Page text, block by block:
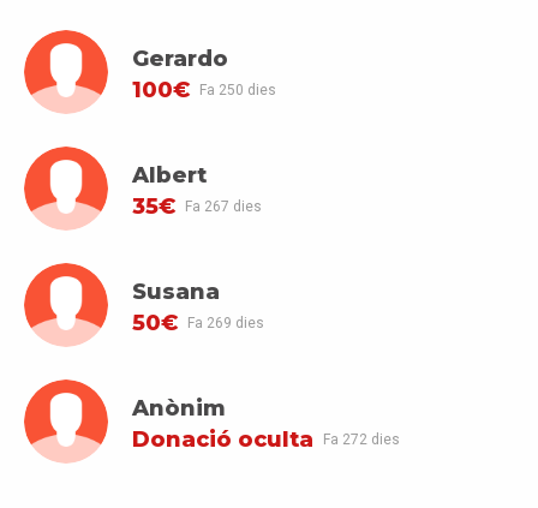
Gerardo
100€
Fa 250 dies
Albert
35€
Fa 267 dies
Susana
50€
Fa 269 dies
Anònim
Donació oculta
Fa 272 dies